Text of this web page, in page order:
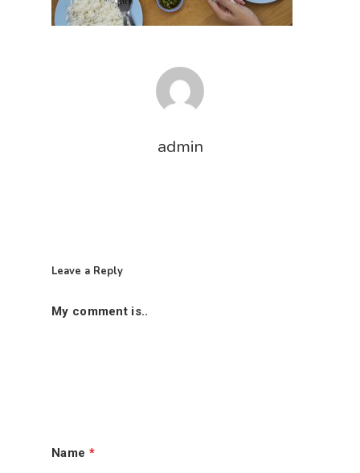
admin
Leave a Reply
My comment is..
Name *